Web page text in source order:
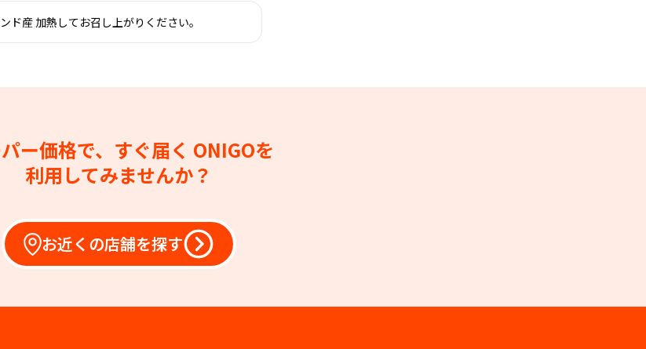
ド産 加熱してお召し上がりください。
ー価格で、すぐ届く ONIGOを
利用してみませんか？
お近くの店舗を探す